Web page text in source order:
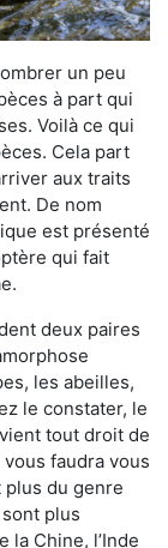
un peu
à part qui
Voilà ce qui
Cela part
aux traits
De nom
est présenté
qui fait
deux paires
les abeilles,
le constater, le
tout droit de
faudra vous
plus du genre
plus
la Chine, l’Inde